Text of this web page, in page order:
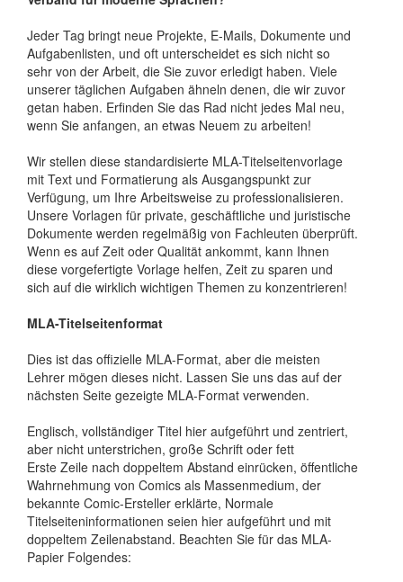
Jeder Tag bringt neue Projekte, E-Mails, Dokumente und
Aufgabenlisten, und oft unterscheidet es sich nicht so
sehr von der Arbeit, die Sie zuvor erledigt haben. Viele
unserer täglichen Aufgaben ähneln denen, die wir zuvor
getan haben. Erfinden Sie das Rad nicht jedes Mal neu,
wenn Sie anfangen, an etwas Neuem zu arbeiten!
Wir stellen diese standardisierte MLA-Titelseitenvorlage
mit Text und Formatierung als Ausgangspunkt zur
Verfügung, um Ihre Arbeitsweise zu professionalisieren.
Unsere Vorlagen für private, geschäftliche und juristische
Dokumente werden regelmäßig von Fachleuten überprüft.
Wenn es auf Zeit oder Qualität ankommt, kann Ihnen
diese vorgefertigte Vorlage helfen, Zeit zu sparen und
sich auf die wirklich wichtigen Themen zu konzentrieren!
MLA-Titelseitenformat
Dies ist das offizielle MLA-Format, aber die meisten
Lehrer mögen dieses nicht. Lassen Sie uns das auf der
nächsten Seite gezeigte MLA-Format verwenden.
Englisch, vollständiger Titel hier aufgeführt und zentriert,
aber nicht unterstrichen, große Schrift oder fett
Erste Zeile nach doppeltem Abstand einrücken, öffentliche
Wahrnehmung von Comics als Massenmedium, der
bekannte Comic-Ersteller erklärte, Normale
Titelseiteninformationen seien hier aufgeführt und mit
doppeltem Zeilenabstand. Beachten Sie für das MLA-
Papier Folgendes: